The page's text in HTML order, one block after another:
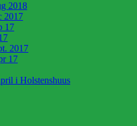
2018
2017
17
2017
17
i Holstenshuus